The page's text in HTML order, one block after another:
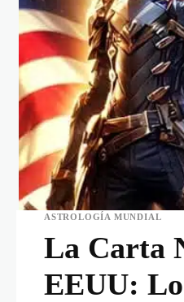
ASTROLOGÍA MUNDIAL
La Carta
EEUU: